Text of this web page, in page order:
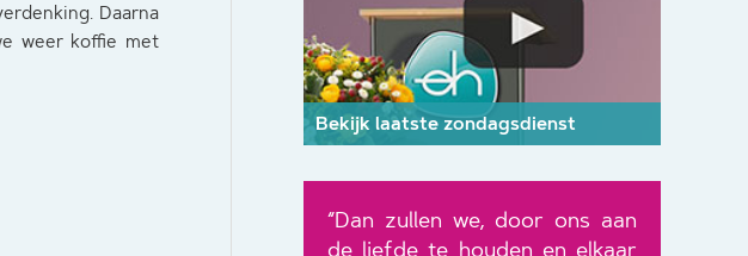
Daarna
weer koffie met
Bekijk laatste zondagsdienst
“Dan zullen we, door ons aan
de liefde te houden en elkaar